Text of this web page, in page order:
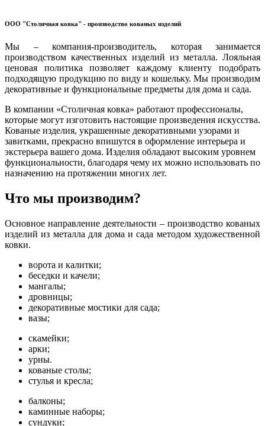
ООО "Столичная ковка" - производство кованых изделий
Мы – компания-производитель, которая занимается
производством качественных изделий из металла. Лояльная
ценовая политика позволяет каждому клиенту подобрать
подходящую продукцию по виду и кошельку. Мы производим
декоративные и функциональные предметы для дома и сада.
В компании «Столичная ковка» работают профессионалы,
которые могут изготовить настоящие произведения искусства.
Кованые изделия, украшенные декоративными узорами и
завитками, прекрасно впишутся в оформление интерьера и
экстерьера вашего дома. Изделия обладают высоким уровнем
функциональности, благодаря чему их можно использовать по
назначению на протяжении многих лет.
Что мы производим?
Основное направление деятельности – производство кованых
изделий из металла для дома и сада методом художественной
ковки.
ворота и калитки;
беседки и качели;
мангалы;
дровницы;
декоративные мостики для сада;
вазы;
скамейки;
арки;
урны.
кованые столы;
стулья и кресла;
балконы;
каминные наборы;
сундуки;